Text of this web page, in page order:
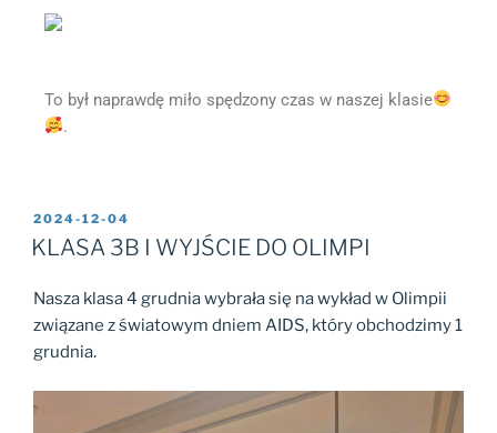
To był naprawdę miło spędzony czas w naszej klasie
.
2024-12-04
KLASA 3B I WYJŚCIE DO OLIMPI
Nasza klasa 4 grudnia wybrała się na wykład w Olimpii
związane z światowym dniem AIDS, który obchodzimy 1
grudnia.